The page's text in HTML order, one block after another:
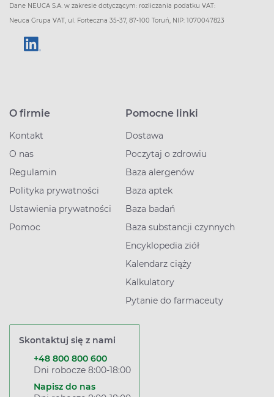
Dane NEUCA S.A. w zakresie dotyczącym: rozliczania podatku VAT:
Neuca Grupa VAT, ul. Forteczna 35-37, 87-100 Toruń, NIP: 1070047823
O firmie
Kontakt
O nas
Regulamin
Polityka prywatności
Ustawienia prywatności
Pomoc
Pomocne linki
Dostawa
Poczytaj o zdrowiu
Baza alergenów
Baza aptek
Baza badań
Baza substancji czynnych
Encyklopedia ziół
Kalendarz ciąży
Kalkulatory
Pytanie do farmaceuty
Skontaktuj się z nami
+48 800 800 600
Dni robocze 8:00-18:00
Napisz do nas